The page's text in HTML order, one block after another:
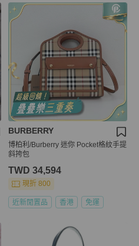
BURBERRY
博柏利/Burberry 迷你 Pocket格紋手提
斜挎包
TWD 34,594
現折 800
近新閒置品 香港 免運